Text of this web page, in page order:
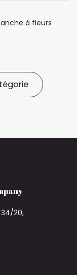
à fleurs
20,